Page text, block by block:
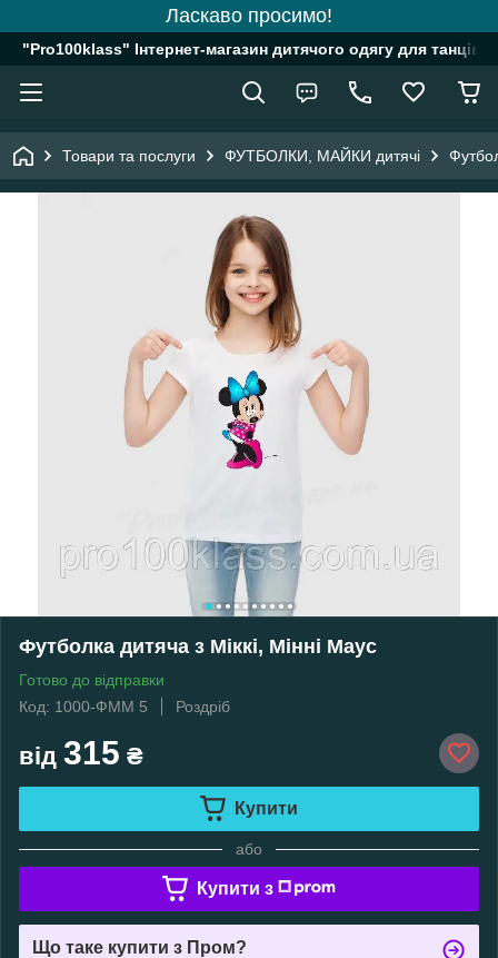
Ласкаво просимо!
"Pro100klass" Інтернет-магазин дитячого одягу для танців,
Товари та послуги ФУТБОЛКИ, МАЙКИ дитячі
Футболка дитяча з Міккі, Мінні Маус
Готово до відправки
Код: 1000-ФММ 5
Роздріб
від 315 ₴
Купити
або
Купити з
Що таке купити з Пром?